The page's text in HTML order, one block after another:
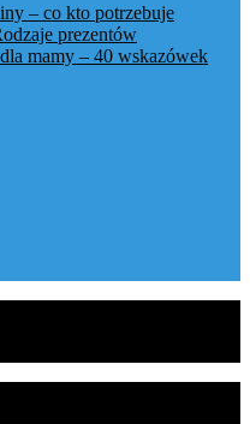
– co kto potrzebuje
prezentów
mamy – 40 wskazówek